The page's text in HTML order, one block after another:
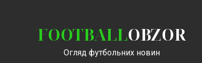
FOOTBALLOBZOR
Огляд футбольних новин